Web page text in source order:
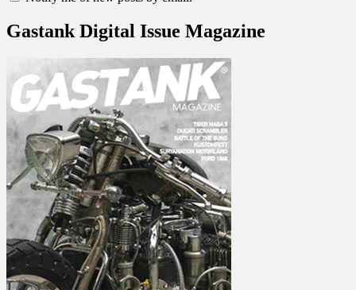
Gastank Digital Issue Magazine